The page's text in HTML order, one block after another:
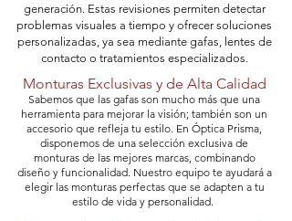
generación. Estas revisiones permiten detectar
problemas visuales a tiempo y ofrecer soluciones
personalizadas, ya sea mediante gafas, lentes de
contacto o tratamientos especializados.
Monturas Exclusivas y de Alta Calidad
Sabemos que las gafas son mucho más que una
herramienta para mejorar la visión; también son un
accesorio que refleja tu estilo. En Óptica Prisma,
disponemos de una selección exclusiva de
monturas de las mejores marcas, combinando
diseño y funcionalidad. Nuestro equipo te ayudará a
elegir las monturas perfectas que se adapten a tu
estilo de vida y personalidad.